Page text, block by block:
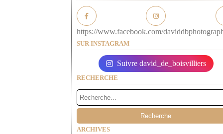
https://www.facebook.com/
SUR INSTAGRAM
Suivre david_de_boisvilliers
RECHERCHE
ARCHIVES